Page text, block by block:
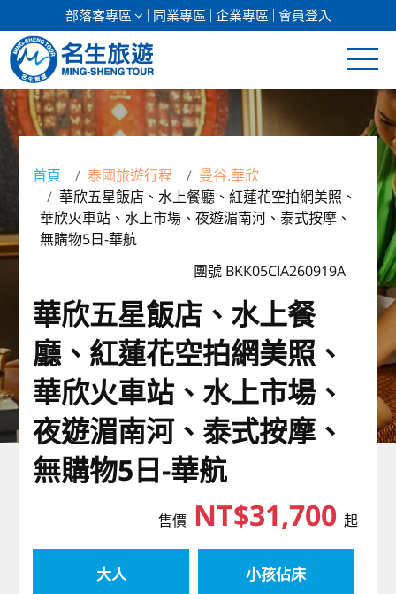
部落客專區 同業專區 企業專區 會員登入
清倉促銷
日本專館
郵輪假期
海島假期
東南亞
美加紐澳
歐洲
首頁 泰國旅遊行程
曼谷.華欣
華欣五星飯店、水上餐廳、紅蓮花空拍網美照、
華欣火車站、水上市場、夜遊湄南河、泰式按摩、
無購物5日-華航
團號 BKK05CIA260919A
華欣五星飯店、水上餐
廳、紅蓮花空拍網美照、
華欣火車站、水上市場、
夜遊湄南河、泰式按摩、
無購物5日-華航
售價NT$31,700 起
大人 小孩佔床